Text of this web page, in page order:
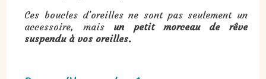
Ces boucles d’oreilles ne sont pas seulement un
accessoire, mais un petit morceau de rêve
suspendu à vos oreilles.